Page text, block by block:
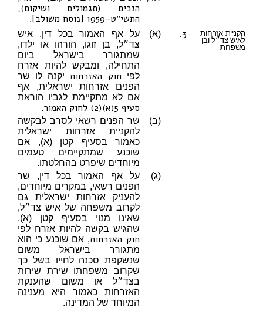
הנכים (תגמולים ושיקום),
התשי״ט–1959 [נוסח משולב]
.
3.
הקניית אזרחות
לאיש צד״ל ובן
משפחתו
(א)
על אף האמור בכל דין, איש
צד״ל, בן זוגו, הורהו או ילדו,
שמתגורר בישראל ביום
התחילה, ומבקש להיות אזרח
לפי חוק האזרחות יקנה לו שר
הפנים אזרחות ישראלית, אף
אם לא מתקיימת לגביו הוראת
סעיף 5(א)(2) לחוק האמור
.
(ב)
שר הפנים רשאי לסרב לבקשה
להקניית אזרחות ישראלית
כאמור בסעיף קטן (א), אם
שוכנע שמתקיימים טעמים
מיוחדים שיפרט בהחלטתו.
(ג)
על אף האמור בכל דין, שר
הפנים רשאי, במקרים מיוחדים,
להעניק אזרחות ישראלית גם
לקרוב משפחה של איש צד״ל,
שאינו מנוי בסעיף קטן (א),
שהגיש בקשה להיות אזרח לפי
חוק האזרחות, אם שוכנע כי הוא
מתגורר בישראל משום
שנשקפת סכנה לחייו בשל כך
שקרוב משפחתו שירת שירות
בצד״ל או משום שהענקת
האזרחות כאמור היא מענינה
המיוחד של המדינה.